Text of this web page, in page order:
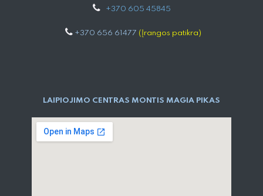
+370 605 4584​5
+370 656 61477 (Įrangos patikra)
LAIPIOJIMO CENTRAS MONTIS MAGIA PIKAS